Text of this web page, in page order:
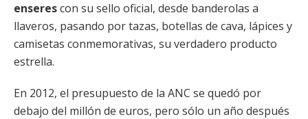
enserescon su sello oficial, desde banderolas a
llaveros, pasando por tazas, botellas de cava, lápices y
camisetas conmemorativas, su verdadero producto
estrella.
En 2012, el presupuesto de la ANC se quedó por
debajo del millón de euros, pero sólo un año después